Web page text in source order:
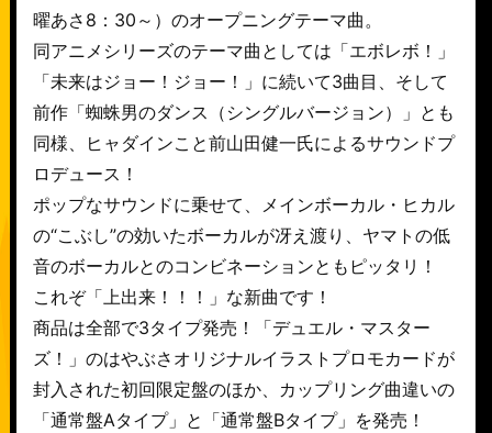
曜あさ8：30～）のオープニングテーマ曲。
同アニメシリーズのテーマ曲としては「エボレボ！」
「未来はジョー！ジョー！」に続いて3曲目、そして
前作「蜘蛛男のダンス（シングルバージョン）」とも
同様、ヒャダインこと前山田健一氏によるサウンドプ
ロデュース！
ポップなサウンドに乗せて、メインボーカル・ヒカル
の“こぶし”の効いたボーカルが冴え渡り、ヤマトの低
音のボーカルとのコンビネーションともピッタリ！
これぞ「上出来！！！」な新曲です！
商品は全部で3タイプ発売！「デュエル・マスター
ズ！」のはやぶさオリジナルイラストプロモカードが
封入された初回限定盤のほか、カップリング曲違いの
「通常盤Aタイプ」と「通常盤Bタイプ」を発売！